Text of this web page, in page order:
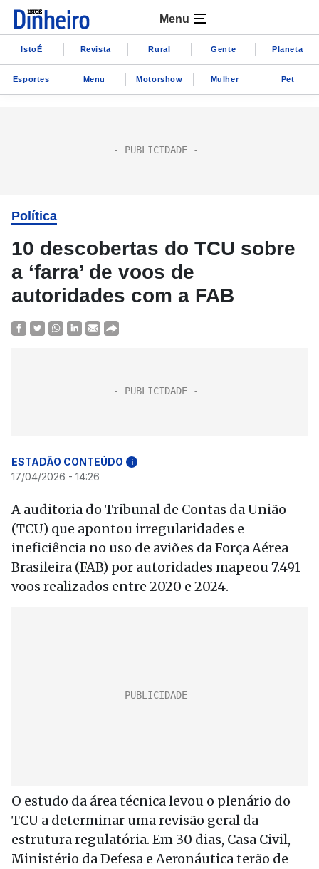
Menu
IstoÉ Revista Rural Gente Planeta
Esportes Menu Motorshow Mulher Pet
Política
10 descobertas do TCU sobre
a ‘farra’ de voos de
autoridades com a FAB
ESTADÃO CONTEÚDO i
17/04/2026 - 14:26
A auditoria do Tribunal de Contas da União
(TCU) que apontou irregularidades e
ineficiência no uso de aviões da Força Aérea
Brasileira (FAB) por autoridades mapeou 7.491
voos realizados entre 2020 e 2024.
O estudo da área técnica levou o plenário do
TCU a determinar uma revisão geral da
estrutura regulatória. Em 30 dias, Casa Civil,
Ministério da Defesa e Aeronáutica terão de